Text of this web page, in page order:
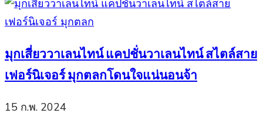
มุกเสี่ยววาเลนไทน์ แคปชั่นวาเลนไทน์ สไตล์สาย
เฟอร์นิเจอร์ มุกตลกโดนใจแน่นอนจ้า
15 ก.พ. 2024